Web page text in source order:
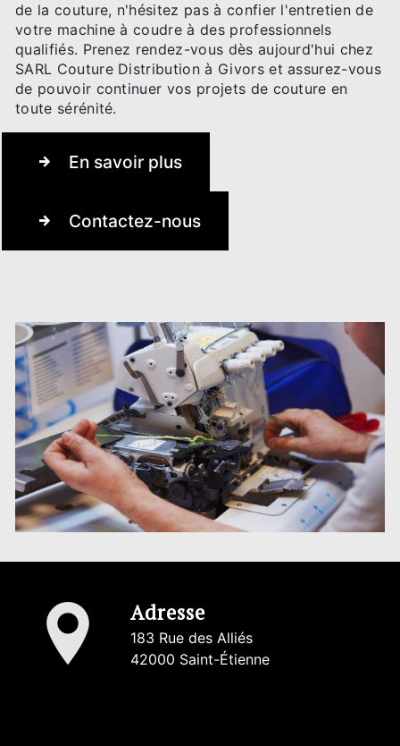
de la couture, n'hésitez pas à confier l'entretien de
votre machine à coudre à des professionnels
qualifiés. Prenez rendez-vous dès aujourd'hui chez
SARL Couture Distribution à Givors et assurez-vous
de pouvoir continuer vos projets de couture en
toute sérénité.
En savoir plus
Contactez-nous
Adresse
183 Rue des Alliés
42000 Saint-Étienne